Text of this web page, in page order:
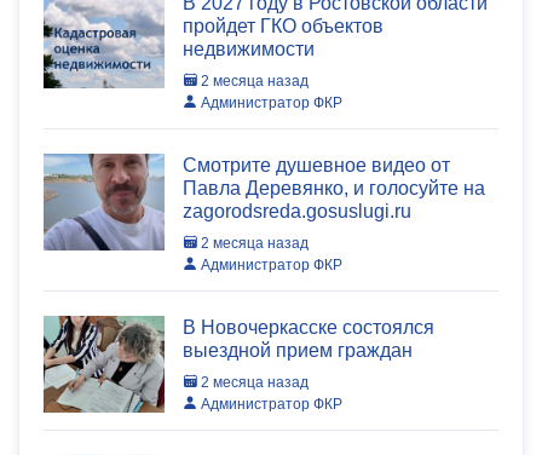
пройдет ГКО объектов
недвижимости
2 месяца назад
Администратор ФКР
Смотрите душевное видео от
Павла Деревянко, и голосуйте на
zagorodsreda.gosuslugi.ru
2 месяца назад
Администратор ФКР
В Новочеркасске состоялся
выездной прием граждан
2 месяца назад
Администратор ФКР